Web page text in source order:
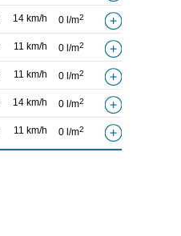
14 km/h 0 l/m2
11 km/h 0 l/m2
11 km/h 0 l/m2
14 km/h 0 l/m2
11 km/h 0 l/m2